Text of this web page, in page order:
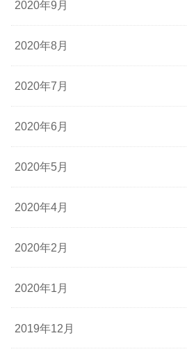
2020年9月
2020年8月
2020年7月
2020年6月
2020年5月
2020年4月
2020年2月
2020年1月
2019年12月